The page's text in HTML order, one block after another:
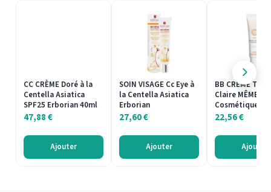
CC CRÈME Doré à la
Centella Asiatica
SPF25 Erborian 40ml
47,88€
Ajouter
SOIN VISAGE Cc Eye à
la Centella Asiatica
Erborian
27,60€
Ajouter
BB CRÈME
Claire MÊME
Cosmétique
22,56€
Ajouter